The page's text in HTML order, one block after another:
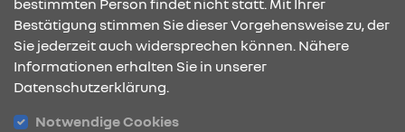
KONTAKT & ANFAHRT
ÖFFNUNGSZEITEN
bestimmten Person findet nicht statt. Mit Ihrer
Bestätigung stimmen Sie dieser Vorgehensweise zu, der
Sie jederzeit auch widersprechen können. Nähere
Informationen erhalten Sie in unserer
Datenschutzerklärung.
Notwendige Cookies